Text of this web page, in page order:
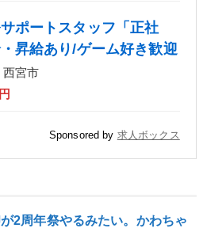
ポートスタッフ「正社
昇給あり/ゲーム好き歓迎
西宮市
Sponsored by 求人ボックス
2周年祭やるみたい。かわちゃ